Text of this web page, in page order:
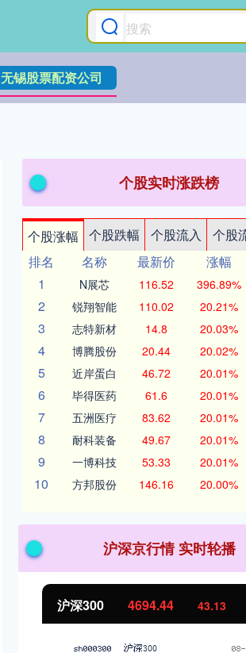
无锡股票配资公司
个股实时涨跌榜
个股涨幅 个股跌幅 个股流入 个股
排名
名称 最新价 涨幅
1
N展芯 116.52 396.89%
2 锐翔智能 110.02 20.21%
3 志特新材 14.8 20.03%
4 博腾股份 20.44 20.02%
5 近岸蛋白 46.72 20.01%
6 毕得医药 61.6 20.01%
7 五洲医疗 83.62 20.01%
8 耐科装备 49.67 20.01%
9 一博科技 53.33 20.01%
10 方邦股份 146.16 20.00%
沪深京行情 实时轮播
沪深300 4694.44 43.13